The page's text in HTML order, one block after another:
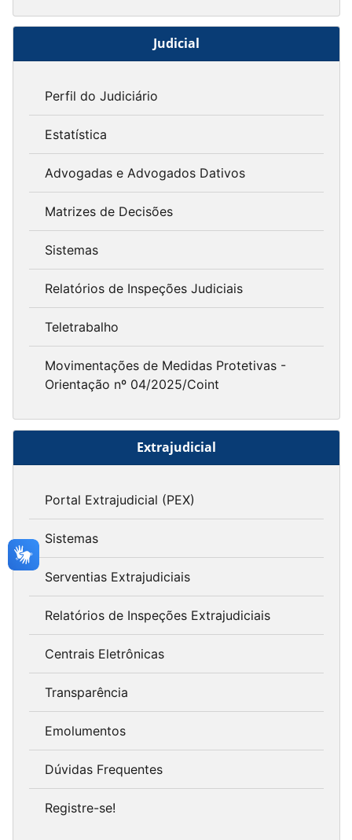
Judicial
Perfil do Judiciário
Estatística
Advogadas e Advogados Dativos
Matrizes de Decisões
Sistemas
Relatórios de Inspeções Judiciais
Teletrabalho
Movimentações de Medidas Protetivas -
Orientação nº 04/2025/Coint
Extrajudicial
Portal Extrajudicial (PEX)
Sistemas
Serventias Extrajudiciais
Relatórios de Inspeções Extrajudiciais
Centrais Eletrônicas
Transparência
Emolumentos
Dúvidas Frequentes
Registre-se!